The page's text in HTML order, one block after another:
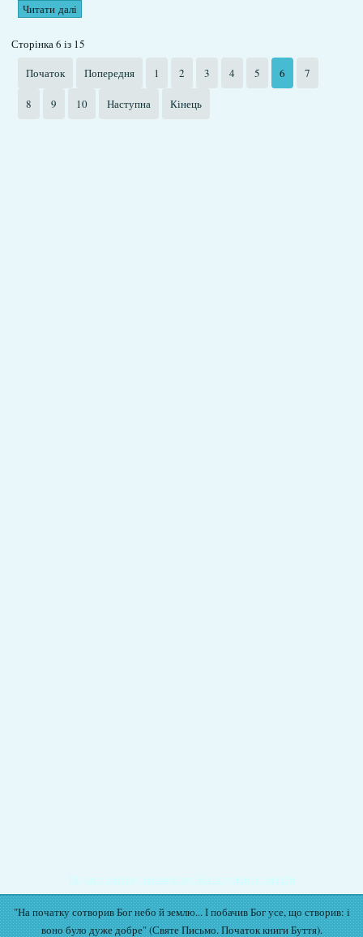
Читати далі
Сторінка 6 із 15
Початок
Попередня 1 2 3 4 5 6 7
8 9 10 Наступна Кінець
Подати записку на молитву Богослужіння онлайн
"На початку сотворив Бог небо й землю... І побачив Бог усе, що створив: і
воно було дуже добре" (Святе Письмо. Початок книги Буття).